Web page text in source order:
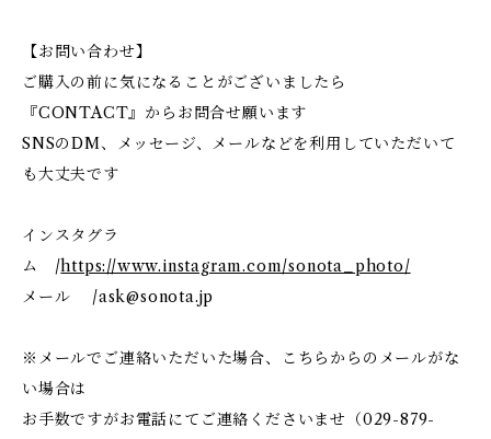
【お問い合わせ】
ご購入の前に気になることがございましたら
『CONTACT』からお問合せ願います
SNSのDM、メッセージ、メールなどを利用していただいて
も大丈夫です
インスタグラ
ム /https://www.instagram.com/sonota_photo/
メール /ask@sonota.jp
※メールでご連絡いただいた場合、こちらからのメールがな
い場合は
お手数ですがお電話にてご連絡くださいませ（029-879-